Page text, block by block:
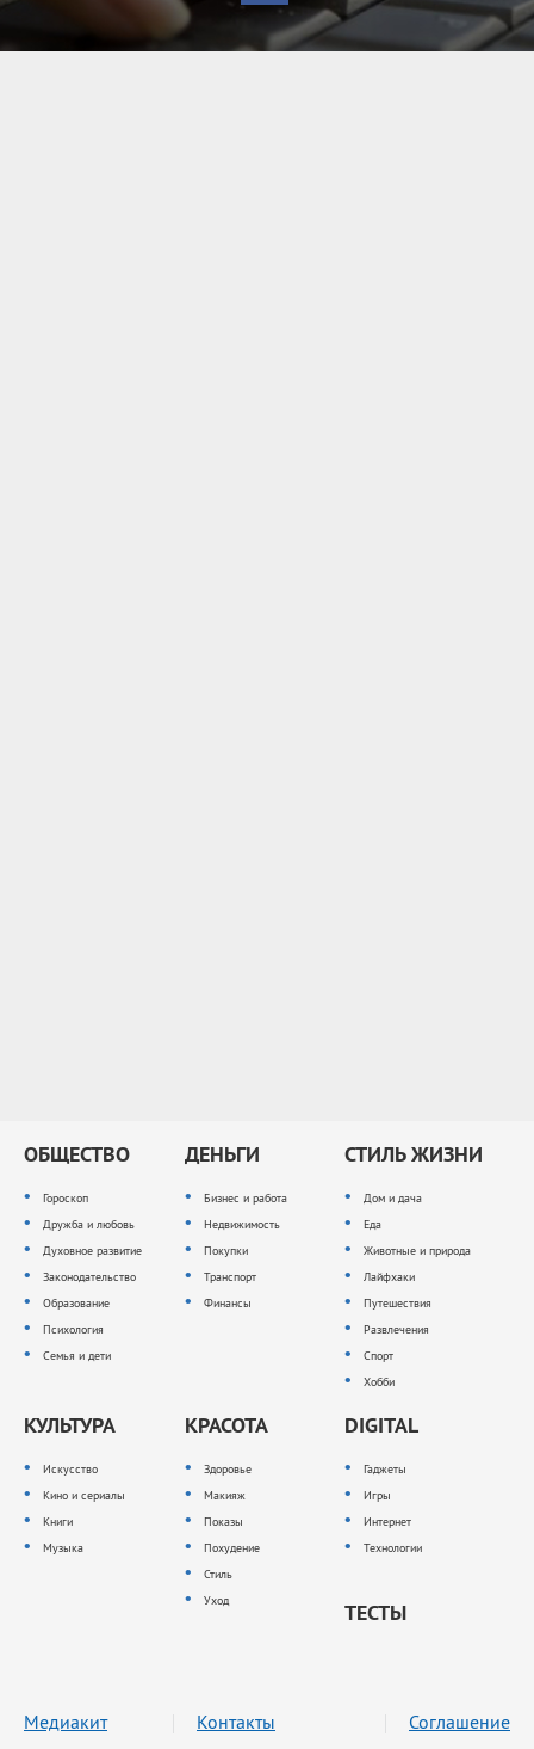
ОБЩЕСТВО
Гороскоп
Дружба и любовь
Духовное развитие
Законодательство
Образование
Психология
Семья и дети
ДЕНЬГИ
Бизнес и работа
Недвижимость
Покупки
Транспорт
Финансы
СТИЛЬ ЖИЗНИ
Дом и дача
Еда
Животные и природа
Лайфхаки
Путешествия
Развлечения
Спорт
Хобби
КУЛЬТУРА
Искусство
Кино и сериалы
Книги
Музыка
КРАСОТА
Здоровье
Макияж
Показы
Похудение
Стиль
Уход
DIGITAL
Гаджеты
Игры
Интернет
Технологии
ТЕСТЫ
Медиакит Контакты Соглашение